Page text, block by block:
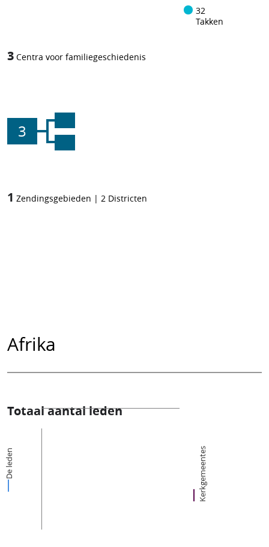
32
Takken
3 Centra voor familiegeschiedenis
3
1 Zendingsgebieden | 2 Districten
Afrika
Totaal aantal leden
De leden Kerkgemeentes